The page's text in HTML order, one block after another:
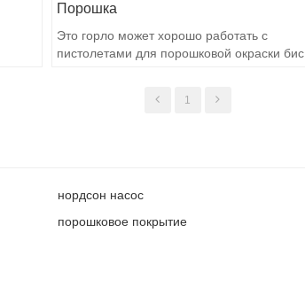
Порошка
Это горло может хорошо работать с
пистолетами для порошковой окраски бис,
1
нордсон насос
порошковое покрытие